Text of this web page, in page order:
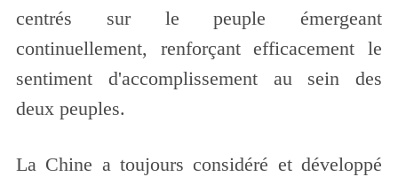
centrés sur le peuple émergeant
continuellement, renforçant efficacement le
sentiment d'accomplissement au sein des
deux peuples.
La Chine a toujours considéré et développé